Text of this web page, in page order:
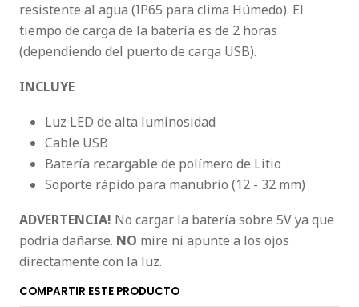
resistente al agua (IP65 para clima Húmedo). El
tiempo de carga de la batería es de 2 horas
(dependiendo del puerto de carga USB).
INCLUYE
Luz LED de alta luminosidad
Cable USB
Batería recargable de polímero de Litio
Soporte rápido para manubrio (12 - 32 mm)
ADVERTENCIA! No cargar la batería sobre 5V ya que
podría dañarse. NO mire ni apunte a los ojos
directamente con la luz.
COMPARTIR ESTE PRODUCTO